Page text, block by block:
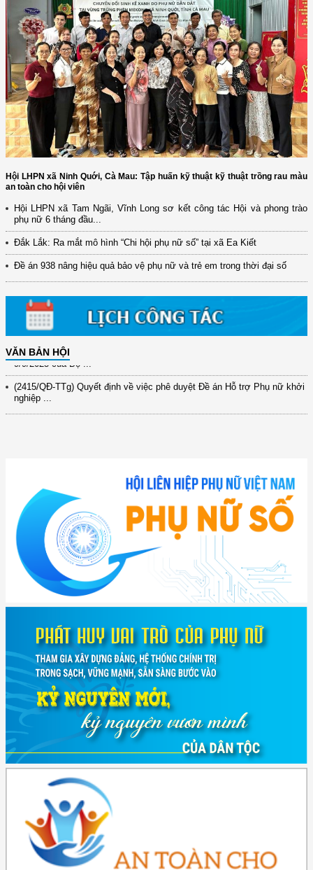
Hội LHPN xã Ninh Quới, Cà Mau: Tập huấn kỹ thuật kỹ thuật trồng rau màu
an toàn cho hội viên
Hội LHPN xã Tam Ngãi, Vĩnh Long sơ kết công tác Hội và phong trào
phụ nữ 6 tháng đầu...
Đắk Lắk: Ra mắt mô hình “Chi hội phụ nữ số” tại xã Ea Kiết
Đề án 938 nâng hiệu quả bảo vệ phụ nữ và trẻ em trong thời đại số
VĂN BẢN HỘI
(12/TB-HĐKH) V/v đăng ký, đề xuất nhiệm vụ Khoa học, công nghệ và
đổi mới ...
(898/KH/ĐCT) Kế hoạch thực hiện Quyết định số 2415/QĐ-TTg ngày
31/10/2025 ...
(417/QĐ-BNNMT) Quyết định phê duyệt Chương trình mục tiêu quốc gia
xây dựng ...
9/9/2025 của Bộ ...
(2415/QĐ-TTg) Quyết định về việc phê duyệt Đề án Hỗ trợ Phụ nữ khởi
nghiệp ...